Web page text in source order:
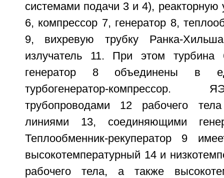
системами подачи 3 и 4), реакторную
6, компрессор 7, генератор 8,
9, вихревую трубку Ранка-
излучатель 11. При этом
генератор 8 объединены в
турбогенератор-
трубопроводами 12 рабочего
линиями 13, соединяющими
Теплообменник-рекуператор 9
высокотемпературный 14 и
рабочего тела, а также